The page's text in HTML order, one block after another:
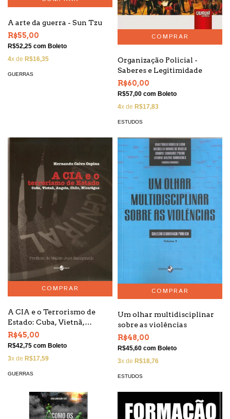
A arte da guerra - Sun Tzu
R$55,00
R$52,25 com Boleto
4x de R$16,35
GUERRAS
Organização Policial -
Saberes e Legitimidade
R$60,00
R$57,00 com Boleto
4x de R$17,83
ESTUDOS
A CIA e o Terrorismo de
Estado: Cuba, Vietnã,
Angola, Chile, Nicarágua
R$45,00
R$42,75 com Boleto
3x de R$17,59
GUERRAS
Um olhar multidisciplinar
sobre as violências
R$48,00
R$45,60 com Boleto
3x de R$18,76
ESTUDOS